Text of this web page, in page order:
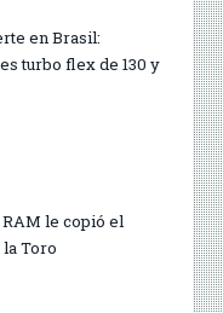
en Brasil:
turbo flex de 130 y
le copió el
Toro